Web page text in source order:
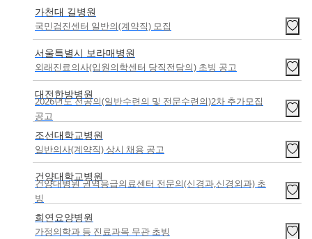
가천대 길병원
국민검진센터 일반의(계약직) 모집
서울특별시 보라매병원
외래진료의사(입원의학센터 당직전담의) 초빙 공고
대전한방병원
2026년도 전공의(일반수련의 및 전문수련의)2차 추가모집
공고
조선대학교병원
일반의사(계약직) 상시 채용 공고
건양대학교병원
건양대병원 권역응급의료센터 전문의(신경과,신경외과) 초
빙
희연요양병원
가정의학과 등 진료과목 무관 초빙